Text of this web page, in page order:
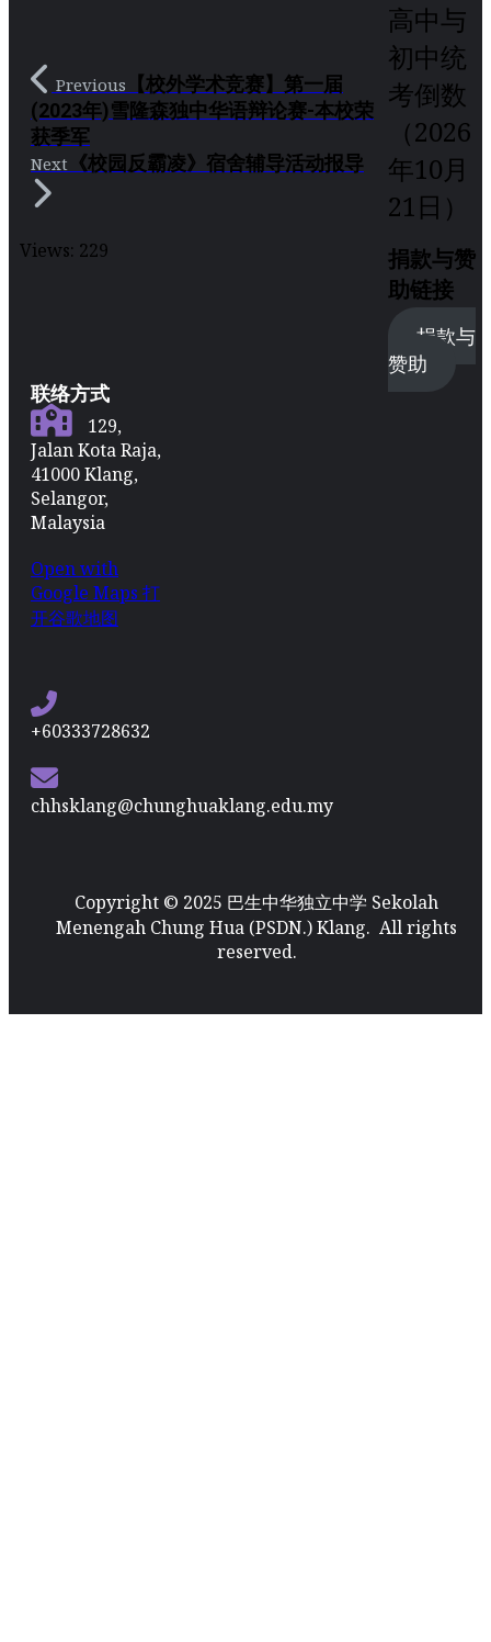
Previous 【校外学术竞赛】第一届
(2023年)雪隆森独中华语辩论赛-本校荣
获季军
Next 《校园反霸凌》宿舍辅导活动报导
Views: 229
高中与
初中统
考倒数
（2026
年10月
21日）
捐款与赞
助链接
捐款与
赞助
联络方式
129,
Jalan Kota Raja,
41000 Klang,
Selangor,
Malaysia
Open with
Google Maps 打
开谷歌地图
+60333728632
chhsklang@chunghuaklang.edu.my
Copyright © 2025 巴生中华独立中学 Sekolah
Menengah Chung Hua (PSDN.) Klang. All rights
reserved.